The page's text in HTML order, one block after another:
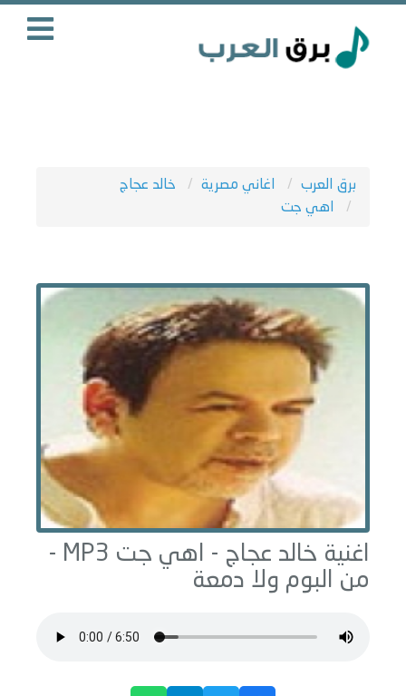
برق العرب اغاني مصرية
خالد عجاج
اهي جت
اغنية خالد عجاج - اهي جت
MP3 -
من البوم ولا دمعة